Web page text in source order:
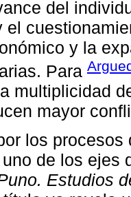
del
el
y la
Para
multiplicidad
mayor
los
de los ejes
Estudios